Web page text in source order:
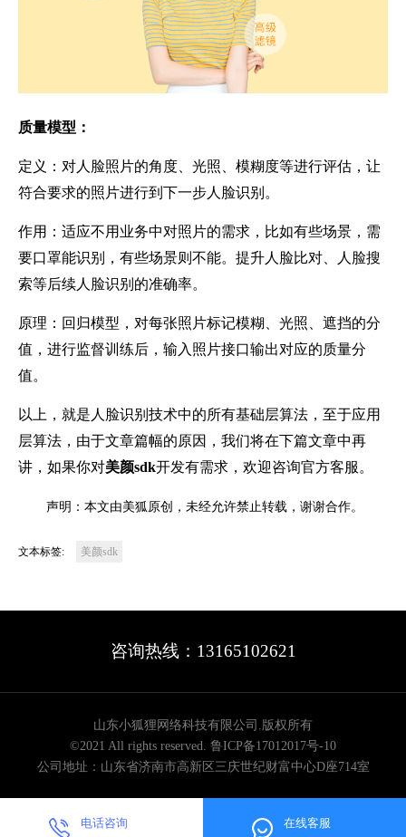
质量模型：
定义：对人脸照片的角度、光照、模糊度等进行评估，让
符合要求的照片进行到下一步人脸识别。
作用：适应不用业务中对照片的需求，比如有些场景，需
要口罩能识别，有些场景则不能。提升人脸比对、人脸搜
索等后续人脸识别的准确率。
原理：回归模型，对每张照片标记模糊、光照、遮挡的分
值，进行监督训练后，输入照片接口输出对应的质量分
值。
以上，就是人脸识别技术中的所有基础层算法，至于应用
层算法，由于文章篇幅的原因，我们将在下篇文章中再
讲，如果你对美颜sdk开发有需求，欢迎咨询官方客服。
声明：本文由美狐原创，未经允许禁止转载，谢谢合作。
文本标签: 美颜sdk
咨询热线：13165102621
山东小狐狸网络科技有限公司.版权所有
©2021 All rights reserved. 鲁ICP备17012017号-10
公司地址：山东省济南市高新区三庆世纪财富中心D座714室
电话咨询
在线客服